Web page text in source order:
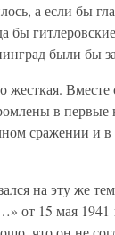
а если бы
бы
были бы
Вместе
в
сражении и
на эту же
от 15 мая 1941